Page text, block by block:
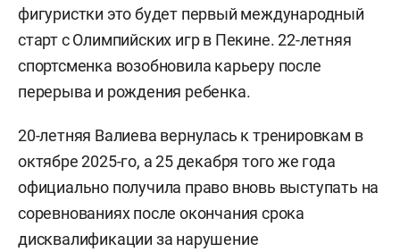
фигуристки это будет первый международный
старт с Олимпийских игр в Пекине. 22-летняя
спортсменка возобновила карьеру после
перерыва и рождения ребенка.
20-летняя Валиева вернулась к тренировкам в
октябре 2025-го, а 25 декабря того же года
официально получила право вновь выступать на
соревнованиях после окончания срока
дисквалификации за нарушение